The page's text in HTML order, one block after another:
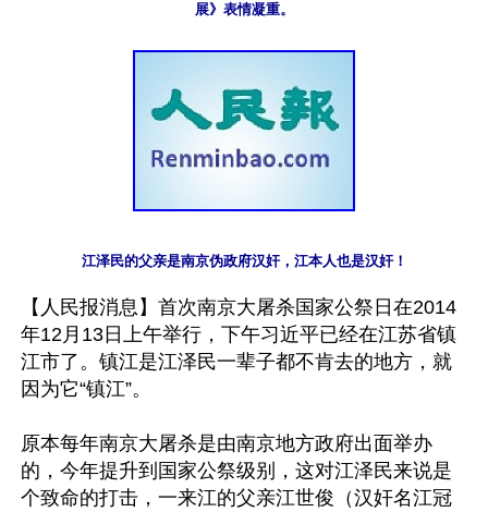
展》表情凝重。
江泽民的父亲是南京伪政府汉奸，江本人也是汉奸！
【人民报消息】首次南京大屠杀国家公祭日在2014
年12月13日上午举行，下午习近平已经在江苏省镇
江市了。镇江是江泽民一辈子都不肯去的地方，就
因为它“镇江”。
原本每年南京大屠杀是由南京地方政府出面举办
的，今年提升到国家公祭级别，这对江泽民来说是
个致命的打击，一来江的父亲江世俊（汉奸名江冠